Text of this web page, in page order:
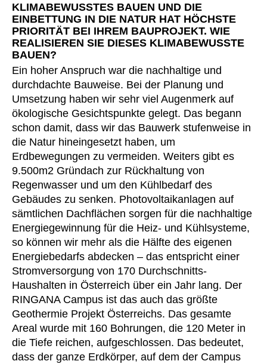
Marokko(MA)
Mauretanien(MR)
Neuseeland (NZ)
Niederlande
Nigeria (NG)
Nordirland (UK) (GB)
Norwegen(NO)
Oman(OM)
Philippinen(PH)
Polen (PL)
Portugal(PT)
Qatar(QA)
Rest der Welt()
Rumänien
Russland(RU)
Saudi-Arabien (SA)
Schweden (SE)
Schweiz(CH)
Senegal
Serbien(RS)
Singapur(SG)
KLIMABEWUSSTES BAUEN UND DIE
EINBETTUNG IN DIE NATUR HAT HÖCHSTE
PRIORITÄT BEI IHREM BAUPROJEKT. WIE
REALISIEREN SIE DIESES KLIMABEWUSSTE
BAUEN?
Ein hoher Anspruch war die nachhaltige und
durchdachte Bauweise. Bei der Planung und
Umsetzung haben wir sehr viel Augenmerk auf
ökologische Gesichtspunkte gelegt. Das begann
schon damit, dass wir das Bauwerk stufenweise in
die Natur hineingesetzt haben, um
Erdbewegungen zu vermeiden. Weiters gibt es
9.500m2 Gründach zur Rückhaltung von
Regenwasser und um den Kühlbedarf des
Gebäudes zu senken. Photovoltaikanlagen auf
sämtlichen Dachflächen sorgen für die nachhaltige
Energiegewinnung für die Heiz- und Kühlsysteme,
so können wir mehr als die Hälfte des eigenen
Energiebedarfs abdecken – das entspricht einer
Stromversorgung von 170 Durchschnitts-
Haushalten in Österreich über ein Jahr lang. Der
RINGANA Campus ist das auch das größte
Geothermie Projekt Österreichs. Das gesamte
Areal wurde mit 160 Bohrungen, die 120 Meter in
die Tiefe reichen, aufgeschlossen. Das bedeutet,
dass der ganze Erdkörper, auf dem der Campus